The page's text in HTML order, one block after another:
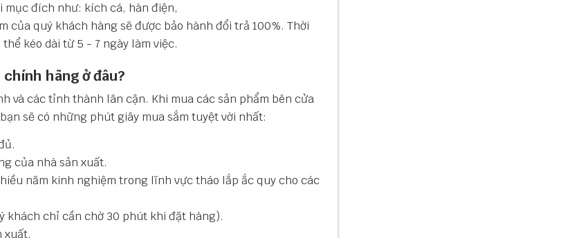
mục đích như: kích cá, hàn điện,
của quý khách hàng sẽ được bảo hành đổi trả 100%. Thời
kéo dài từ 5 - 7 ngày làm việc.
chính hãng ở đâu?
và các tỉnh thành lân cận. Khi mua các sản phẩm bên cửa
sẽ có những phút giây mua sắm tuyệt vời nhất:
của nhà sản xuất.
năm kinh nghiệm trong lĩnh vực tháo lắp ắc quy cho các
khách chỉ cần chờ 30 phút khi đặt hàng).
xuất.